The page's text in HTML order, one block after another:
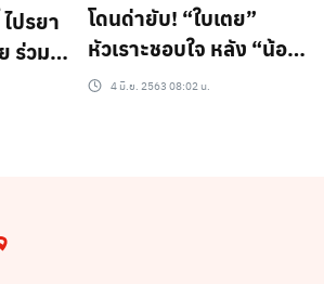
ปรยา
ร่วม
เพอร์
โดนด่ายับ! “ใบเตย”
หัวเราะชอบใจ หลัง “น้อง
ชาย” ด่ากราดชาวเน็ต
4 มิ.ย. 2563 08:02 น.